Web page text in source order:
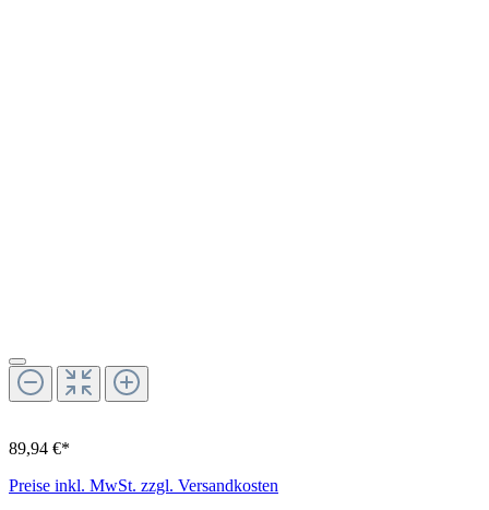
89,94 €*
Preise inkl. MwSt. zzgl. Versandkosten